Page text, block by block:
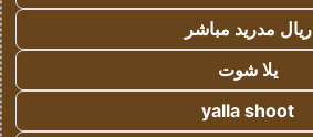
ريال مدريد مباشر
يلا شوت
yalla shoot